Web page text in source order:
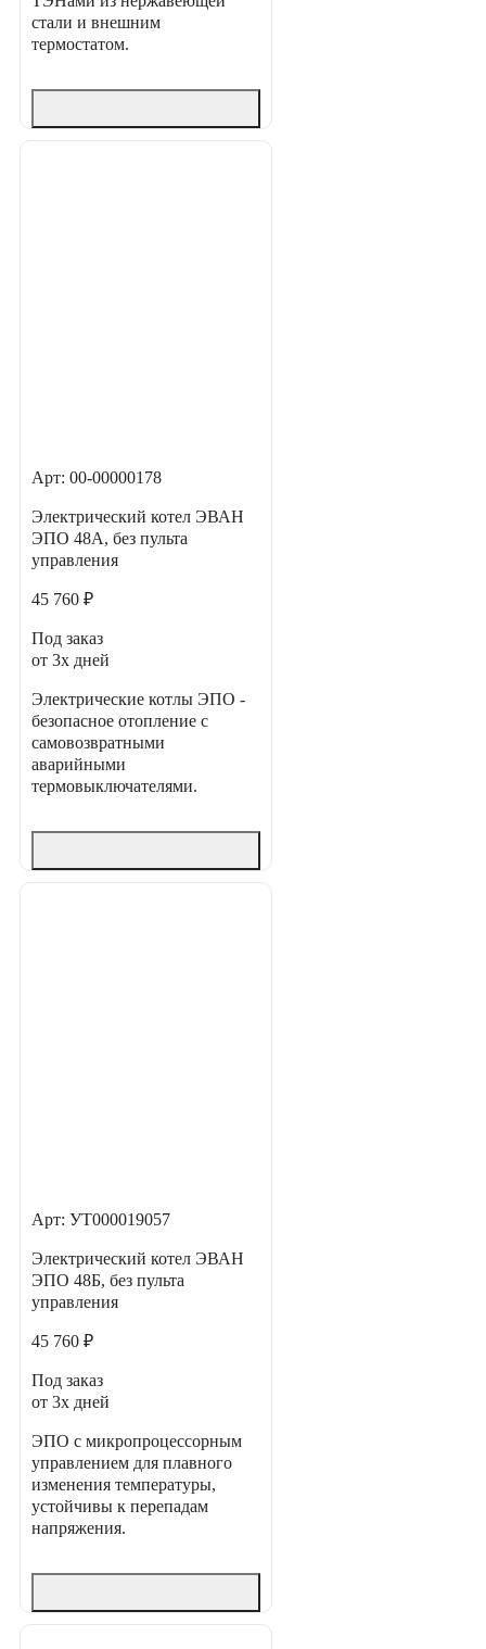
стали и внешним
термостатом.
Арт: 00-00000178
Электрический котел ЭВАН
ЭПО 48А, без пульта
управления
45 760 ₽
Под заказ
от 3х дней
Электрические котлы ЭПО -
безопасное отопление с
самовозвратными
аварийными
термовыключателями.
Арт: УТ000019057
Электрический котел ЭВАН
ЭПО 48Б, без пульта
управления
45 760 ₽
Под заказ
от 3х дней
ЭПО с микропроцессорным
управлением для плавного
изменения температуры,
устойчивы к перепадам
напряжения.